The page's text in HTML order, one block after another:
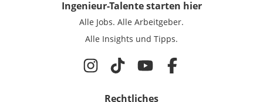
Ingenieur-Talentestarten hier
Alle Jobs. Alle Arbeitgeber.
Alle Insights und Tipps.
Rechtliches